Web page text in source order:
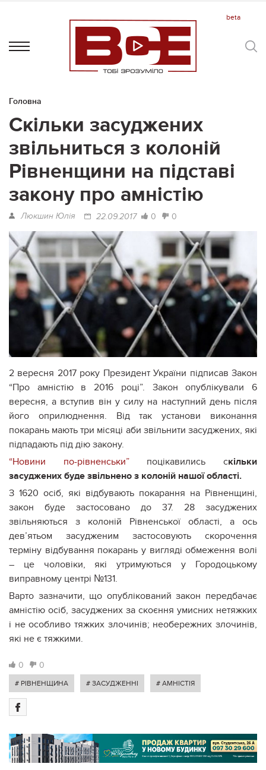
Головна
Скільки засуджених
звільниться з колоній
Рівненщини на підставі
закону про амністію
Люкшин Юлія 22.09.2017 0 0
2 вересня 2017 року Президент України підписав Закон
“Про амністію в 2016 році”. Закон опублікували 6
вересня, а вступив він у силу на наступний день після
його оприлюднення. Від так установи виконання
покарань мають три місяці аби звільнити засуджених, які
підпадають під дію закону.
“Новини по-рівненськи”поцікавились скільки
засуджених буде звільнено з колоній нашої області.
З 1620 осіб, які відбувають покарання на Рівненщині,
закон буде застосовано до 37. 28 засуджених
звільняються з колоній Рівненської області, а ось
дев’ятьом засудженим застосовують скорочення
терміну відбування покарань у вигляді обмеження волі
– це чоловіки, які утримуються у Городоцькому
виправному центрі №131.
Варто зазначити, що опублікований закон передбачає
амністію осіб, засуджених за скоєння умисних нетяжких
і не особливо тяжких злочинів; необережних злочинів,
які не є тяжкими.
0 0
# РІВНЕНЩИНА # ЗАСУДЖЕННІ # АМНІСТІЯ